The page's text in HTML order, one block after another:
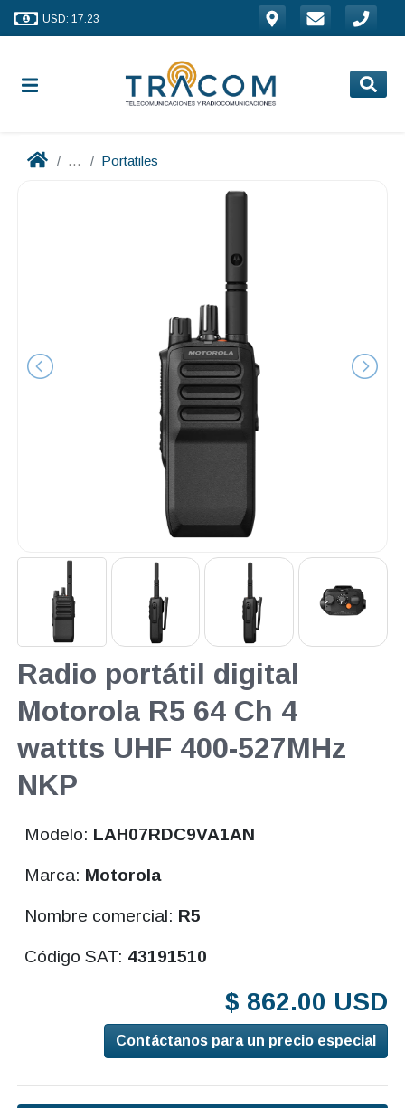
USD: 17.23
... Portatiles
Radio portátil digital
Motorola R5 64 Ch 4
wattts UHF 400-527MHz
NKP
Modelo: LAH07RDC9VA1AN
Marca: Motorola
Nombre comercial: R5
Código SAT: 43191510
$ 862.00 USD
Contáctanos para un precio especial